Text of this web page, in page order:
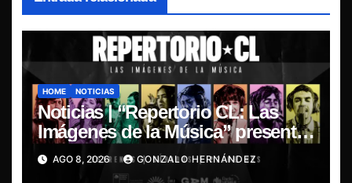
HOME NOTICIAS
Noticias | “Repertorio CL: Las
Imágenes de la Música” presenta
la esencia del nuevo sonido
nacional
AGO 8, 2026 GONZALO HERNÁNDEZ